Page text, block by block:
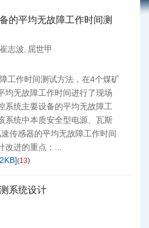
的平均无故障工作时间测
崔志波, 屈世甲
工作时间测试方法，在4个煤矿
均无故障工作时间进行了现场
系统主要设备的平均无故障工
系统中本质安全型电源、瓦斯
传感器的平均无故障工作时间
进的重点；...
](13)
系统设计